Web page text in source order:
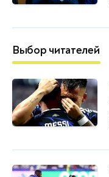
Выбор читателей